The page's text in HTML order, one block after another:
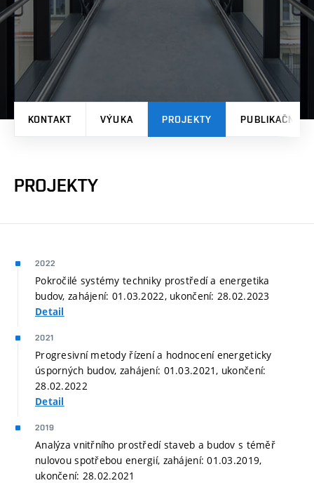
KONTAKT VÝUKA PROJEKTY PUBLIKAČNÍ
PROJEKTY
2022
Pokročilé systémy techniky prostředí a energetika
budov, zahájení: 01.03.2022, ukončení: 28.02.2023
Detail
2021
Progresivní metody řízení a hodnocení energeticky
úsporných budov, zahájení: 01.03.2021, ukončení:
28.02.2022
Detail
2019
Analýza vnitřního prostředí staveb a budov s téměř
nulovou spotřebou energií, zahájení: 01.03.2019,
ukončení: 28.02.2021